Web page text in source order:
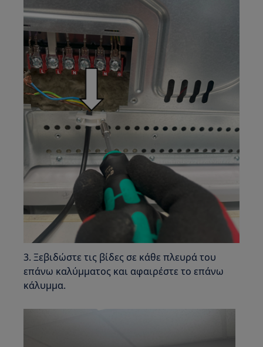
3. Ξεβιδώστε τις βίδες σε κάθε πλευρά του
επάνω καλύμματος και αφαιρέστε το επάνω
κάλυμμα.